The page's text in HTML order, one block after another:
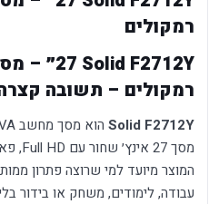
רמקולים
רמקולים – תשובה
Solid F2712Y
המוצר מיועד למי שרוצה פתרון
עבודה, לימודים, משחק או בידור